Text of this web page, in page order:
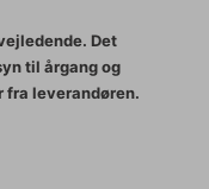
Det
til årgang og
fra leverandøren.